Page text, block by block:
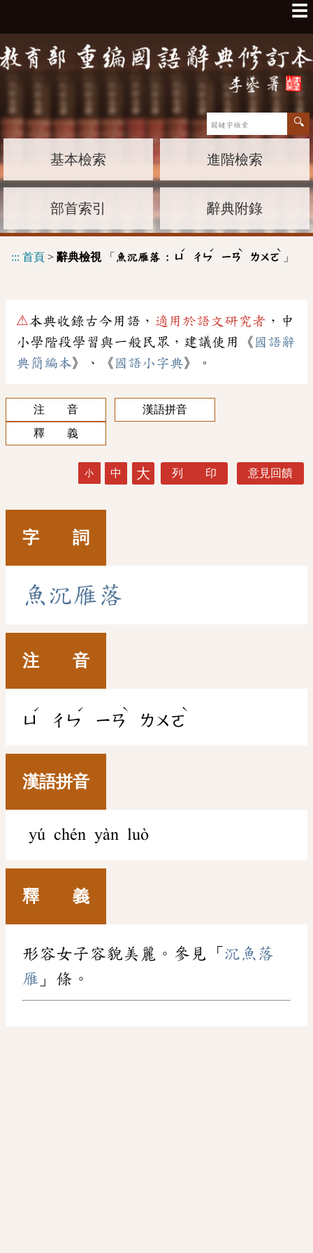
☰
基本檢索 進階檢索
部首索引 辭典附錄
::: 首頁 > 辭典檢視「 魚沉雁落 : ㄩ
ˊ
ㄔㄣ
ˊ
ㄧㄢ
ˋ
ㄌㄨㄛ
ˋ
」
⚠本典收錄古今用語， 適用於語文研究者 ，中
小學階段學習與一般民眾，建議使用《 國語辭
典簡編本》、《 國語小字典》。
注 音
漢語拼音
釋 義
小 中 大 列 印 意見回饋
字 詞
魚 沉雁落
注 音
ㄩ
ˊ
ㄔㄣ
ˊ
ㄧㄢ
ˋ
ㄌㄨㄛ
ˋ
漢語拼音
yú chén yàn luò
釋 義
形容女子容貌美麗。參見「 沉魚落
雁 」條。